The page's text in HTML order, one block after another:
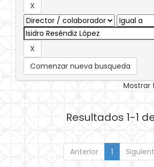
Comenzar nueva busqueda
Mostrar
Resultados 1-1
Anterior 1